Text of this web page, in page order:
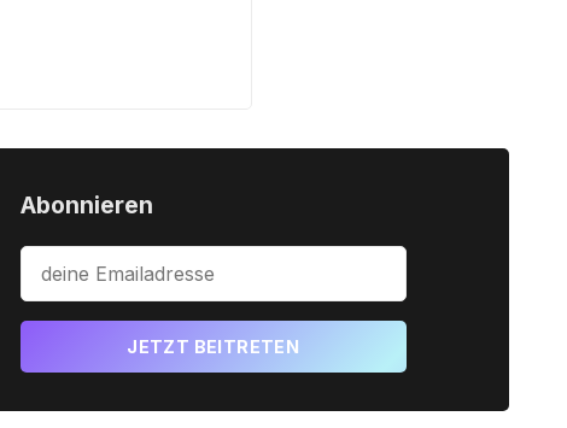
Abonnieren
JETZT BEITRETEN